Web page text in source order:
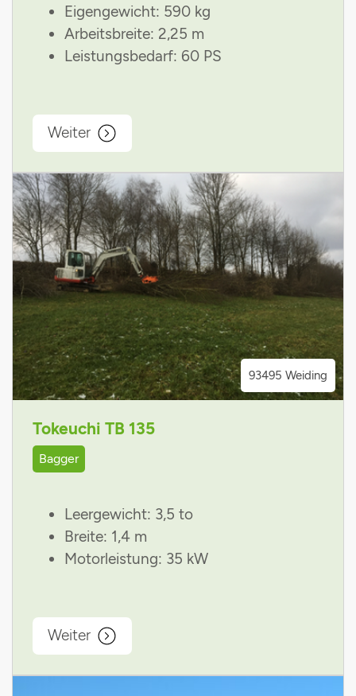
Eigengewicht: 590 kg
Arbeitsbreite: 2,25 m
Leistungsbedarf: 60 PS
Weiter
93495 Weiding
Tokeuchi TB 135
Bagger
Leergewicht: 3,5 to
Breite: 1,4 m
Motorleistung: 35 kW
Weiter